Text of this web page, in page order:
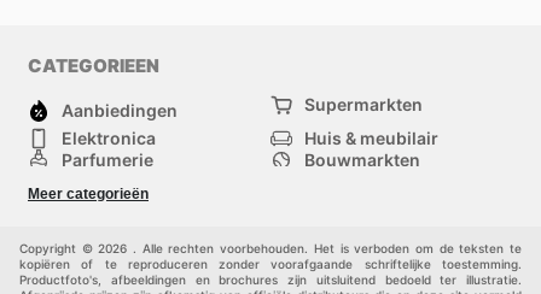
CATEGORIEEN
Aanbiedingen
Supermarkten
Elektronica
Huis & meubilair
Parfumerie
Bouwmarkten
Kinderen
Meer categorieën
Copyright © 2026 . Alle rechten voorbehouden. Het is verboden om de teksten te
kopiëren of te reproduceren zonder voorafgaande schriftelijke toestemming.
Productfoto's, afbeeldingen en brochures zijn uitsluitend bedoeld ter illustratie.